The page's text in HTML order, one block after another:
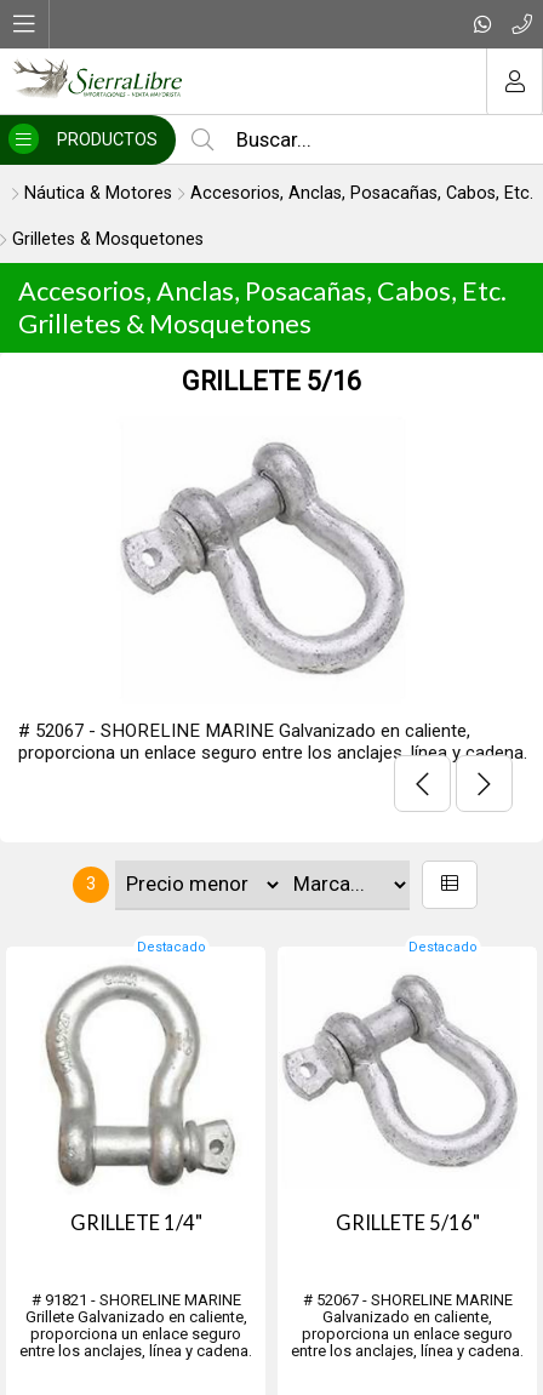
PRODUCTOS
Náutica & Motores Accesorios, Anclas, Posacañas, Cabos, Etc.
Grilletes & Mosquetones
Accesorios, Anclas, Posacañas, Cabos, Etc.
Grilletes & Mosquetones
GRILLETE 5/16
# 52067 - SHORELINE MARINE Galvanizado en caliente,
proporciona un enlace seguro entre los anclajes, línea y cadena.
3
Destacado
GRILLETE 1/4"
# 91821 - SHORELINE MARINE
Grillete Galvanizado en caliente,
proporciona un enlace seguro
entre los anclajes, línea y cadena.
Destacado
GRILLETE 5/16"
# 52067 - SHORELINE MARINE
Galvanizado en caliente,
proporciona un enlace seguro
entre los anclajes, línea y cadena.